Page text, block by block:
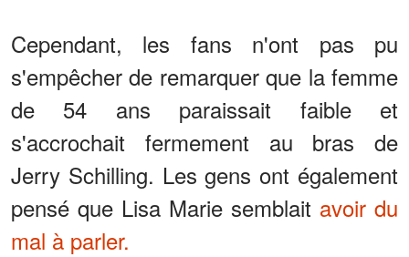
Cependant, les fans n'ont pas pu
s'empêcher de remarquer que la femme
de 54 ans paraissait faible et
s'accrochait fermement au bras de
Jerry Schilling. Les gens ont également
pensé que Lisa Marie semblait avoir du
mal à parler.